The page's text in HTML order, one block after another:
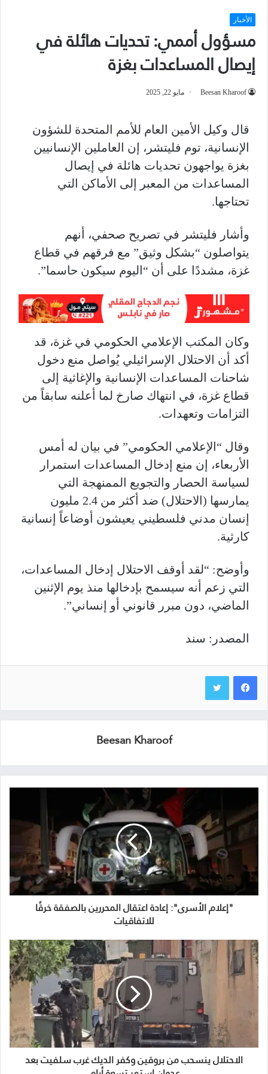
الأخبار
مسؤول أممي: تحديات هائلة في
إيصال المساعدات بغزة
Beesan Kharoof مايو 22, 2025
قال وكيل الأمين العام للأمم المتحدة للشؤون
الإنسانية، توم فليتشر، إن العاملين الإنسانيين
بغزة يواجهون تحديات هائلة في إيصال
المساعدات من المعبر إلى الأماكن التي
تحتاجها.
وأشار فليتشر في تصريح صحفي، أنهم
يتواصلون “بشكل وثيق” مع فرقهم في قطاع
غزة، مشددًا على أن “اليوم سيكون حاسما”.
وكان المكتب الإعلامي الحكومي في غزة، قد
أكد أن الاحتلال الإسرائيلي يُواصل منع دخول
شاحنات المساعدات الإنسانية والإغاثية إلى
قطاع غزة، في انتهاك صارخ لما أعلنه سابقاً من
التزامات وتعهدات.
وقال “الإعلامي الحكومي” في بيان له أمس
الأربعاء، إن منع إدخال المساعدات استمرار
لسياسة الحصار والتجويع الممنهجة التي
يمارسها (الاحتلال) ضد أكثر من 2.4 مليون
إنسان مدني فلسطيني يعيشون أوضاعاً إنسانية
كارثية.
وأوضح: “لقد أوقف الاحتلال إدخال المساعدات،
التي زعم أنه سيسمح بإدخالها منذ يوم الإثنين
الماضي، دون مبرر قانوني أو إنساني”.
المصدر: سند
Beesan Kharoof
"إعلام الأسرى": إعادة اعتقال المحررين بالصفقة خرقًا
للاتفاقيات
الاحتلال ينسحب من بروقين وكفر الديك غرب سلفيت بعد